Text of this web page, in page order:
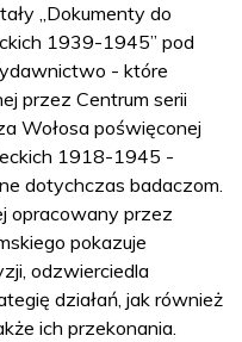
„Dokumenty do
1939-1945” pod
- które
przez Centrum serii
Wołosa poświęconej
1918-1945 -
dotychczas badaczom.
opracowany przez
pokazuje
odzwierciedla
działań, jak również
ich przekonania.